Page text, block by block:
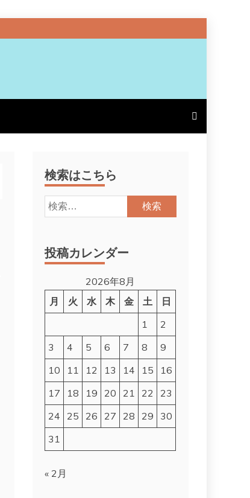
検索はこちら
検
索:
投稿カレンダー
2026年8月
月
火 水 木 金 土
日
1
2
3
4 5 6 7 8
9
10
11 12 13 14 15
16
17
18 19 20 21 22
23
24
25 26 27 28 29
30
31
« 2月